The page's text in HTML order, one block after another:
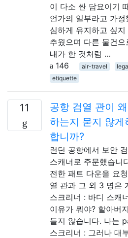
이 다소 싼 담요이기
언가의 일부라고 가
심하게 유지하고 싶
추웠으며 다른 물건
내가 한 것처럼 …
146
air-travel
etiquette
11
공항 검열 관이
하는지 묻지 않
합니까?
런던 공항에서 보안
스캐너로 주문했습니
전한 패트 다운을 요
열 관과 그 외 3 명은
스크리너 : 바디 스캐
이유가 뭐야? 할아버
들지 않습니다. 나는
스크리너 : 그러나 대